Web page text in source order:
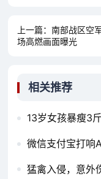
上一篇： 南部战区空
场高燃画面曝光
相关推荐
13岁女孩暴瘦3斤，糖尿
微信支付宝打响
猛禽入侵，意外伤害，